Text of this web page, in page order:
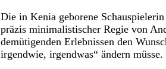
Die in Kenia geborene
präzis minimalistischer Regie von
demütigenden Erlebnissen den
irgendwie, irgendwas“ ändern